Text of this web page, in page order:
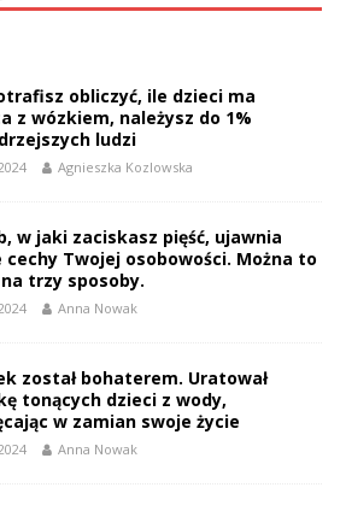
obliczyć, ile dzieci ma
z wózkiem, należysz do 1%
ludzi
Agnieszka Kozlowska
w jaki zaciskasz pięść, ujawnia
Twojej osobowości. Można to
trzy sposoby.
Anna Nowak
został bohaterem. Uratował
tonących dzieci z wody,
w zamian swoje życie
Anna Nowak